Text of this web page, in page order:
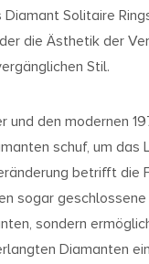
Solitaire
die Ästhetik der
Stil.
den modernen
schuf, um das
betrifft die
sogar geschlossene
sondern
Diamanten